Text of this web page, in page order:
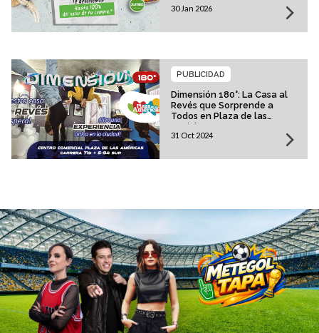
30 Jan 2026
Dimensión 180°: La Casa al
Revés que Sorprende a
Todos en Plaza de las
Américas
PUBLICIDAD
31 Oct 2024